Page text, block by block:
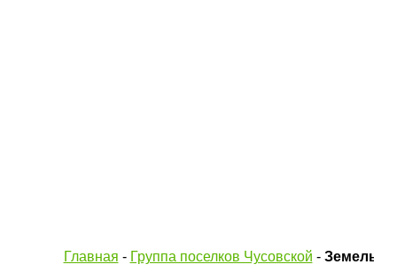
Главная - Группа поселков Чусовской -